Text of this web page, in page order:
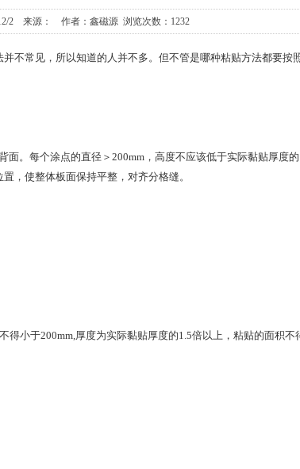
2 来源： 作者：鑫磁源 浏览次数：1232
不常见，所以知道的人并不多。但不管是哪种粘贴方法都要
。每个涂点的直径＞200mm，高度不应该低于实际黏贴厚度
，使整体板面保持平整，对齐分格缝。
小于200mm,厚度为实际黏贴厚度的1.5倍以上，粘贴的面积不